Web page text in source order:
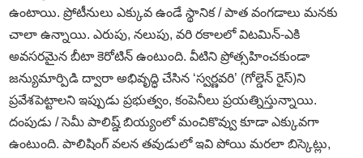
ఉంటాయి. ప్రోటీనులు ఎక్కువ ఉండే స్థానిక / పాత వంగడాలు మనకు
చాలా ఉన్నాయి. ఎరుపు, నలుపు, వరి రకాలలో విటమిన్‌-ఎకి
అవసరమైన బీటా కెరోటిన్‌ ఉంటుంది. వీటిని ప్రోత్సహించకుండా
జన్యుమార్పిడి ద్వారా అభివృద్ధి చేసిన ‘స్వర్ణవరి’ (గోల్డెన్‌ రైస్‌)ని
ప్రవేశపెట్టాలని ఇప్పుడు ప్రభుత్వం, కంపెనీలు ప్రయత్నిస్తున్నాయి.
దంపుడు / సెమీ పాలిష్డ్‌ బియ్యంలో మంచికొవ్వు కూడా ఎక్కువగా
ఉంటుంది. పాలిషింగ్‌ వలన తవుడులో ఇవి పోయి మరలా బిస్కెట్లు,